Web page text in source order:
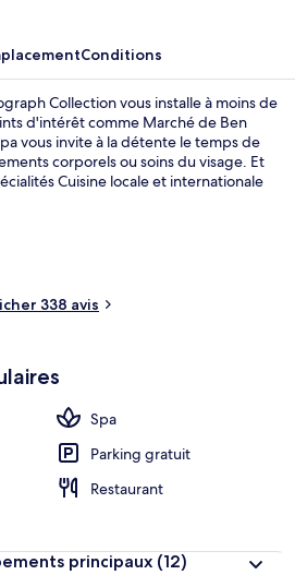
Conditions
Collection vous installe à moins de
d'intérêt comme Marché de Ben
vous invite à la détente le temps de
corporels ou soins du visage. Et
Cuisine locale et internationale
déjeuner et du dîner. Parmi les autres
on trouve une piscine extérieure, un
salle de fitness ouverte 24 h/24,
soucis. Les autres voyageurs ne disent
le personnel attentionné. Les
à une courte distance à pied : Station
338 avis
Spa
Parking gratuit
Restaurant
principaux (12)